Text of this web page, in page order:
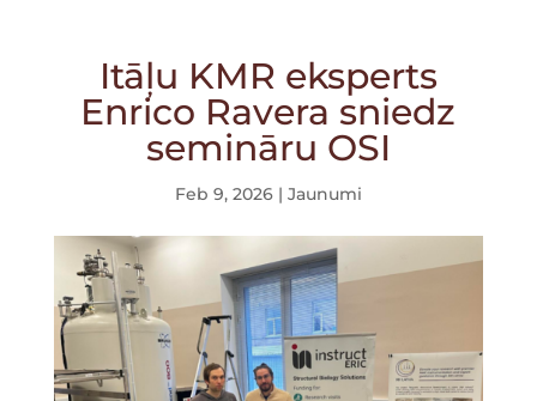
Itāļu KMR eksperts
Enrico Ravera sniedz
semināru OSI
Feb 9, 2026| Jaunumi